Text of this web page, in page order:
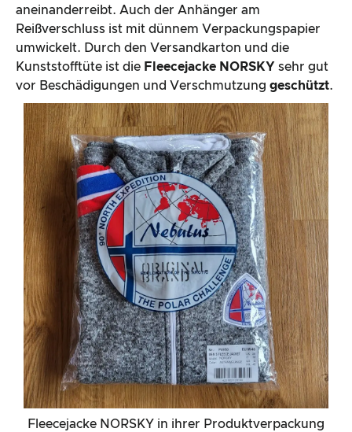
Fleecejacke NORSKY in ihrer Produktverpackung
aneinanderreibt. Auch der Anhänger am
Reißverschluss ist mit dünnem Verpackungspapier
umwickelt. Durch den Versandkarton und die
Kunststofftüte ist die Fleecejacke NORSKY sehr gut
vor Beschädigungen und Verschmutzung geschützt.